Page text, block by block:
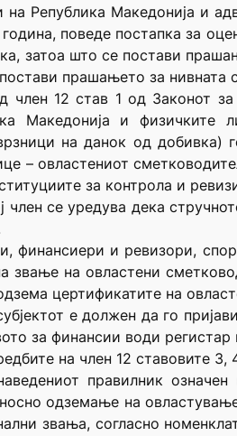
Република Македонија и
поведе постапка за
затоа што се постави
прашањето за нивната
12 став 1 од Законот
Македонија и физичките
на данок од
– овластениот
за контрола и
се уредува дека
финансиери и ревизори,
звање на овластени
цертификатите на
е должен да го
за финансии води
на член 12 ставовите 3,
правилник
одземање на
звања, согласно